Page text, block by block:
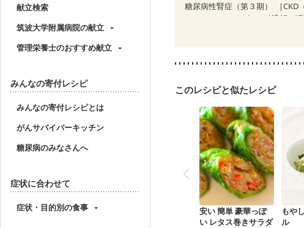
献立検索
筑波大学附属病院の献立
管理栄養士のおすすめ献立
みんなの寄付レシピ
みんなの寄付レシピとは
がんサバイバーキッチン
糖尿病のみなさんへ
症状に合わせて
症状・目的別の食事
糖尿病性腎症（第３期）
CKD
CKD（ステージ３b）
透析
産後（ミルク）
骨折 骨粗
このレシピと似たレシピ
安い 簡単 豪華っぽ
い レタス巻きサラダ
もや
ル